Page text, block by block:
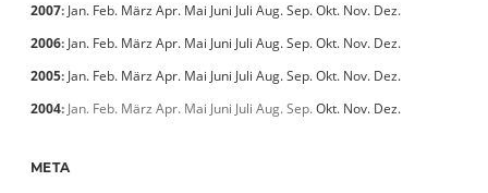
2007: Jan. Feb. März Apr. Mai Juni Juli Aug.Sep.Okt. Nov. Dez.
2006: Jan. Feb. März Apr. Mai Juni Juli Aug.Sep.Okt. Nov. Dez.
2005: Jan. Feb. März Apr. Mai Juni Juli Aug.Sep.Okt. Nov. Dez.
2004: Jan. Feb. März Apr. Mai Juni Juli Aug.Sep.Okt. Nov. Dez.
META